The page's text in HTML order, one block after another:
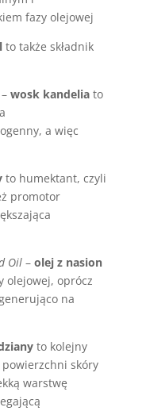
fazy olejowej
to także składnik
wosk kandeliato
a więc
to humektant, czyli
promotor
Oil– olej z nasion
olejowej, oprócz
na
to kolejny
skóry
warstwę